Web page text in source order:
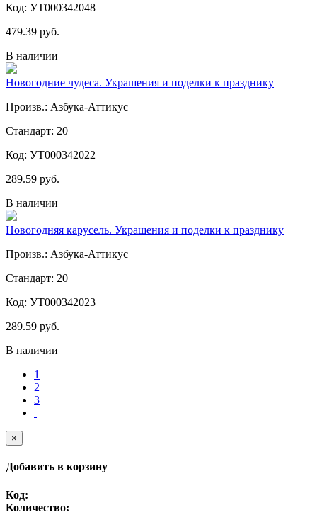
Код: УТ000342048
479.39 руб.
В наличии
Новогодние чудеса. Украшения и поделки к празднику
Произв.: Азбука-Аттикус
Стандарт: 20
Код: УТ000342022
289.59 руб.
В наличии
Новогодняя карусель. Украшения и поделки к празднику
Произв.: Азбука-Аттикус
Стандарт: 20
Код: УТ000342023
289.59 руб.
В наличии
1
2
3
×
Добавить в корзину
Код:
Количество: